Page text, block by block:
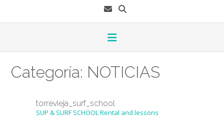
Categoría: NOTICIAS
torrevieja_surf_school
SUP & SURF SCHOOL Rental and lessons